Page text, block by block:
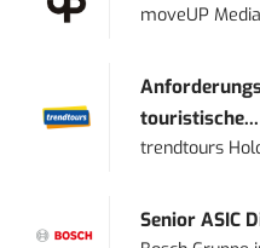
moveUP
touristische...
trendtours
Senior ASIC